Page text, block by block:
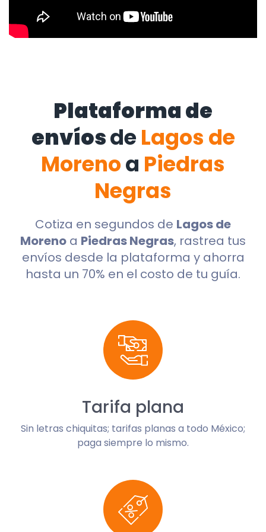
Plataforma de
envíosde Lagos de
Morenoa Piedras
Negras
Cotiza en segundos de Lagos de
Moreno a Piedras Negras, rastrea tus
envíos desde la plataforma y ahorra
hasta un 70% en el costo de tu guía.
Tarifa plana
Sin letras chiquitas; tarifas planas a todo México;
paga siempre lo mismo.